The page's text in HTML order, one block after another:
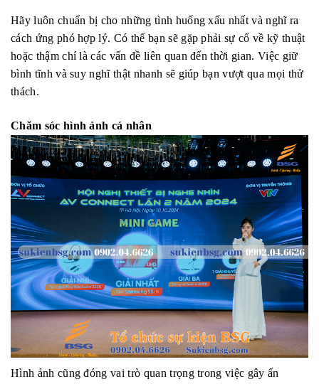
Hãy luôn chuẩn bị cho những tình huống xấu nhất và nghĩ ra
cách ứng phó hợp lý. Có thể bạn sẽ gặp phải sự cố về kỹ thuật
hoặc thậm chí là các vấn đề liên quan đến thời gian. Việc giữ
bình tĩnh và suy nghĩ thật nhanh sẽ giúp bạn vượt qua mọi thử
thách.
Chăm sóc hình ảnh cá nhân
Hình ảnh cũng đóng vai trò quan trọng trong việc gây ấn